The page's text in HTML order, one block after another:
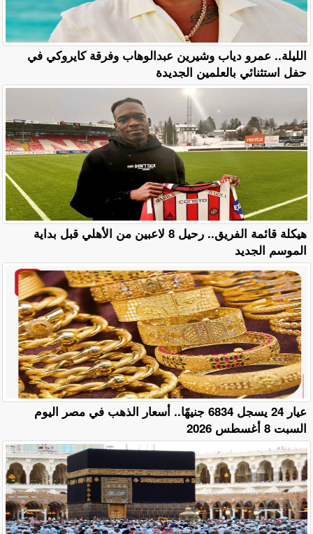
الليلة.. عمرو دياب وشيرين عبدالوهاب وفرقة كايروكي في
حفل استثنائي بالعلمين الجديدة
هيكلة قائمة الفريق.. رحيل 8 لاعبين من الأهلي قبل بداية
الموسم الجديد
عيار 24 يسجل 6834 جنيهًا.. أسعار الذهب في مصر اليوم
السبت 8 أغسطس 2026